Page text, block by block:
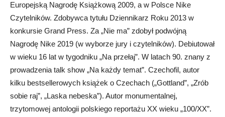
Europejską Nagrodę Książkową 2009, a w Polsce Nike
Czytelników. Zdobywca tytułu Dziennikarz Roku 2013 w
konkursie Grand Press. Za „Nie ma” zdobył podwójną
Nagrodę Nike 2019 (w wyborze jury i czytelników). Debiutował
w wieku 16 lat w tygodniku „Na przełaj”. W latach 90. znany z
prowadzenia talk show „Na każdy temat”. Czechofil, autor
kilku bestsellerowych książek o Czechach („Gottland”, „Zrób
sobie raj”, „Laska nebeska”). Autor monumentalnej,
trzytomowej antologii polskiego reportażu XX wieku „100/XX”.